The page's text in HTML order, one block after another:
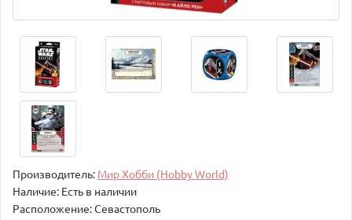
Производитель: Мир Хобби (Hobby World)
Наличие: Есть в наличии
Расположение: Севастополь